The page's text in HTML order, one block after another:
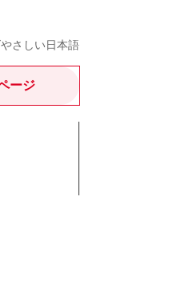
やさしい日本語
ージ